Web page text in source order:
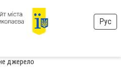
Рус
джерело